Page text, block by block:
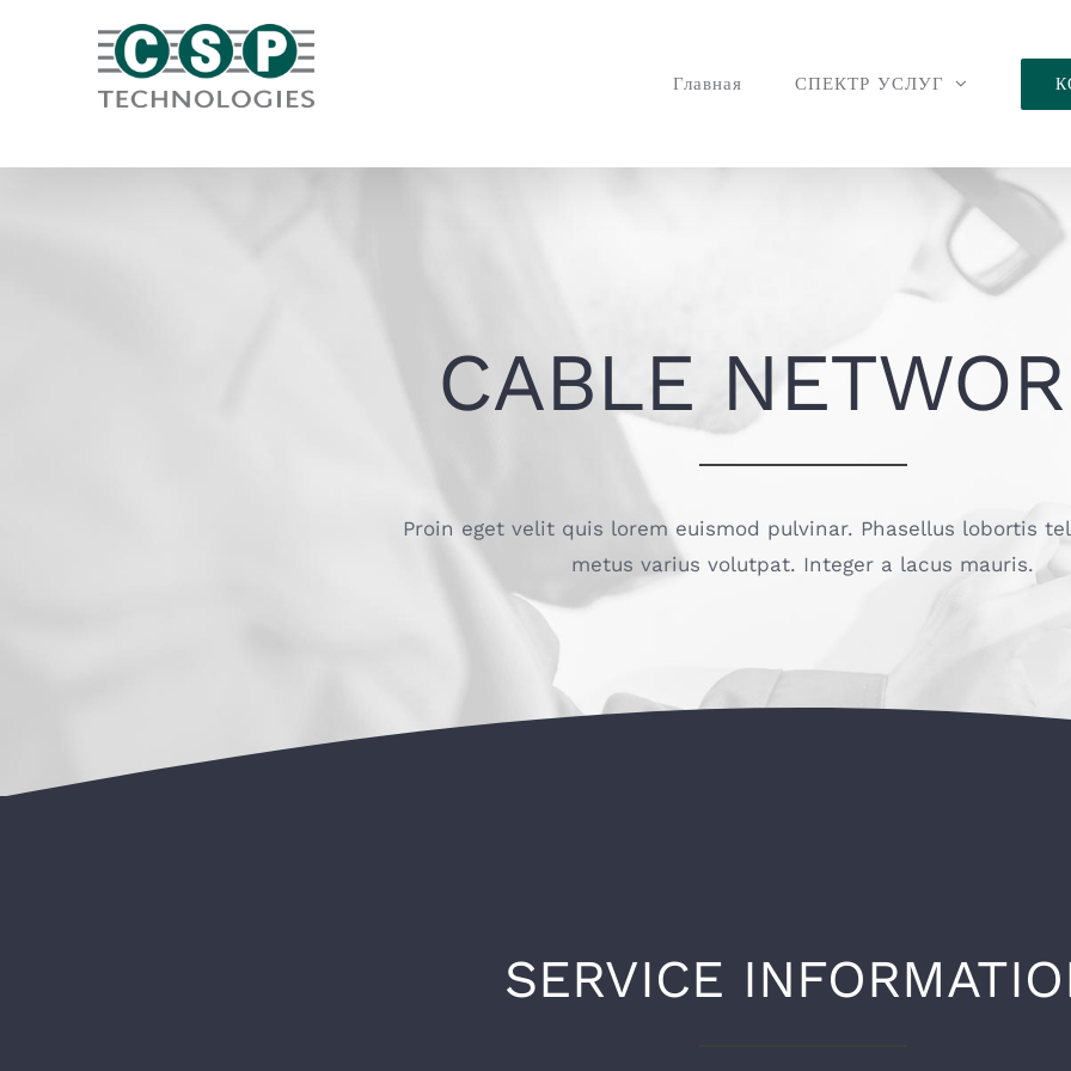
Главная СПЕКТР УСЛУГ
CABLE
Proin eget velit quis lorem euismod pulvinar. Phasellus lobortis
metus varius volutpat. Integer a lacus mauris.
SERVICE